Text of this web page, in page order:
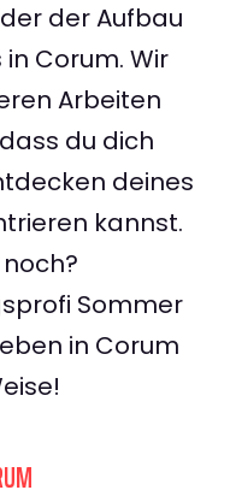
der Aufbau
Corum. Wir
Arbeiten
du dich
deines
kannst.
Sommer
in Corum